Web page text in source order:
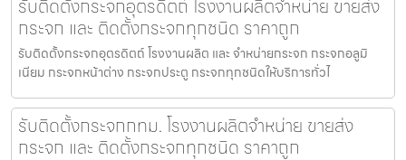
รับติดตั้งกระจกอุตรดิตถ์ โรงงานผลิตจำหน่าย ขายส่ง
กระจก และ ติดตั้งกระจกทุกชนิด ราคาถูก
รับติดตั้งกระจกอุตรดิตถ์ โรงงานผลิต และ จำหน่ายกระจก กระจกอลูมิ
เนียม กระจกหน้าต่าง กระจกประตู กระจกทุกชนิดให้บริการทั่วไ
รับติดตั้งกระจกกทม. โรงงานผลิตจำหน่าย ขายส่ง
กระจก และ ติดตั้งกระจกทุกชนิด ราคาถูก